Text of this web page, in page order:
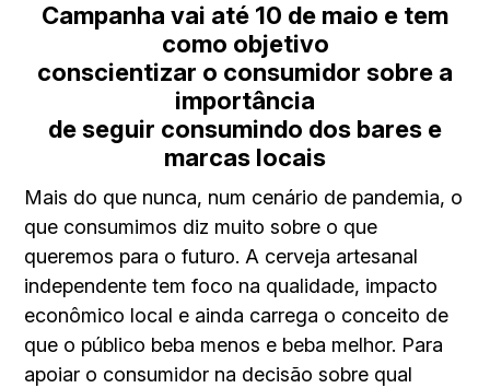
Campanha vai até 10 de maio e tem
como objetivo
conscientizar o consumidor sobre a
importância
de seguir consumindo dos bares e
marcas locais
Mais do que nunca, num cenário de pandemia, o
que consumimos diz muito sobre o que
queremos para o futuro. A cerveja artesanal
independente tem foco na qualidade, impacto
econômico local e ainda carrega o conceito de
que o público beba menos e beba melhor. Para
apoiar o consumidor na decisão sobre qual